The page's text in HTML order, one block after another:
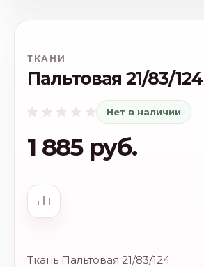
ТКАНИ
Пальтовая 21/83/124
Нет в наличии
1 885 руб.
Ткань Пальтовая 21/83/124